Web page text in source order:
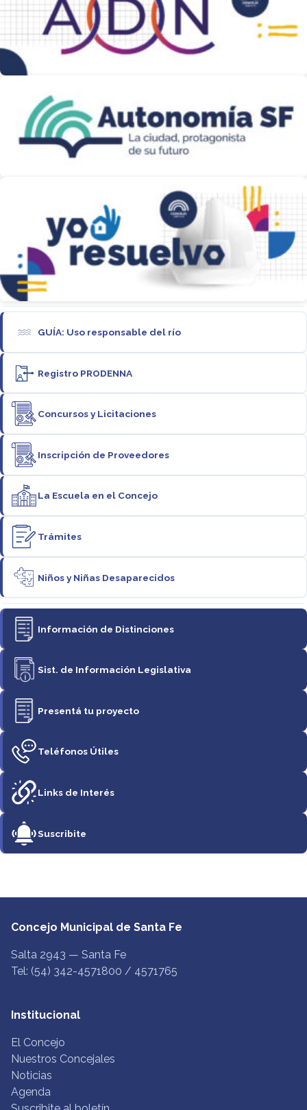
GUÍA: Uso responsable del río
Registro PRODENNA
Concursos y Licitaciones
Inscripción de Proveedores
La Escuela en el Concejo
Trámites
Niños y Niñas Desaparecidos
Información de Distinciones
Sist. de Información Legislativa
Presentá tu proyecto
Teléfonos Útiles
Links de Interés
Suscribite
Concejo Municipal de Santa Fe
Salta 2943 — Santa Fe
Tel: (54) 342-4571800 / 4571765
Institucional
El Concejo
Nuestros Concejales
Noticias
Agenda